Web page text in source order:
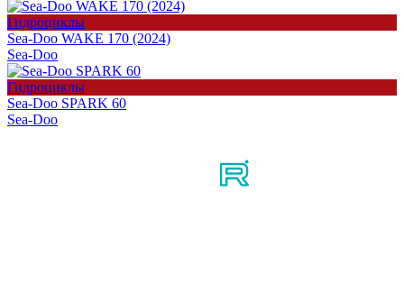
Гидроциклы
Sea-Doo WAKE 170 (2024)
Sea-Doo
Гидроциклы
Sea-Doo SPARK 60
Sea-Doo